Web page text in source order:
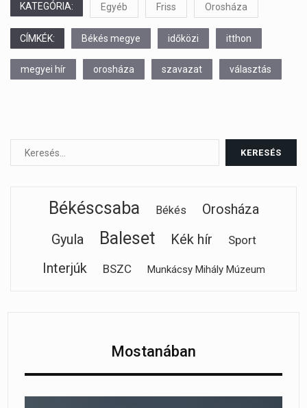
KATEGÓRIA: Egyéb Friss Orosháza
CÍMKÉK: Békés megye időközi itthon
megyei hír orosháza szavazat választás
Békéscsaba Békés
Orosháza
Gyula
Baleset Kék hír Sport
Interjúk BSZC Munkácsy Mihály Múzeum
Mostanában